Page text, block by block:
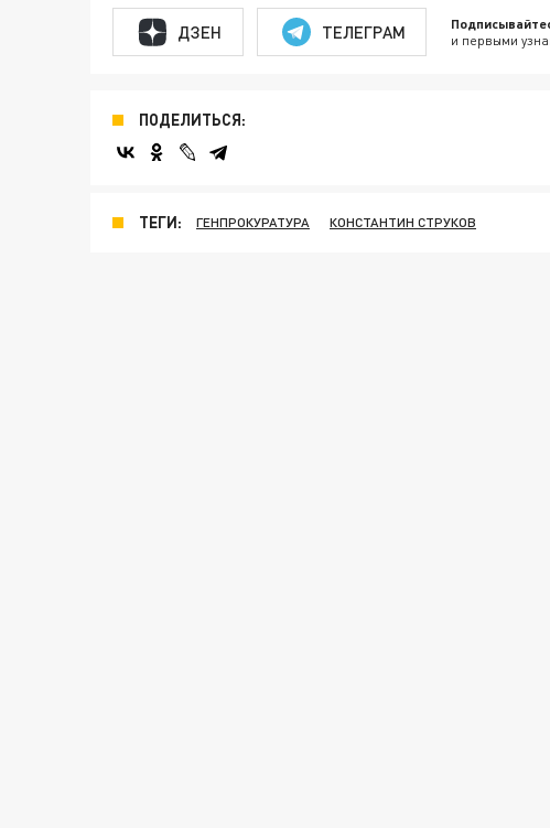
ДЗЕН ТЕЛЕГРАМ и первыми
ПОДЕЛИТЬСЯ:
ТЕГИ: ГЕНПРОКУРАТУРА КОНСТАНТИН СТРУКОВ